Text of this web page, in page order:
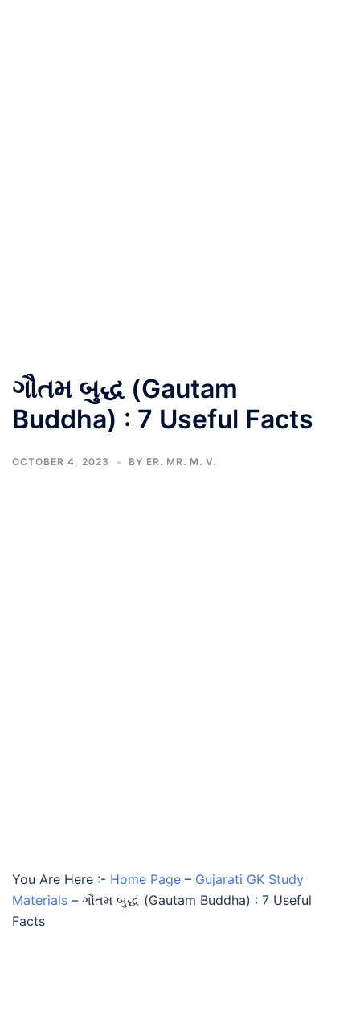
ગૌતમ બુદ્ધ (Gautam
Buddha) : 7 Useful Facts
OCTOBER 4, 2023 BY ER. MR. M. V.
You Are Here :- Home Page – Gujarati GK Study
Materials – ગૌતમ બુદ્ધ (Gautam Buddha) : 7 Useful
Facts